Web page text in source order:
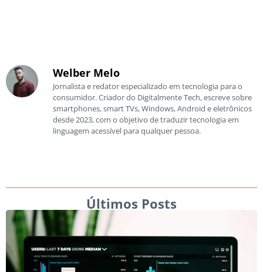
Welber Melo
Jornalista e redator especializado em tecnologia para o
consumidor. Criador do Digitalmente Tech, escreve sobre
smartphones, smart TVs, Windows, Android e eletrônicos
desde 2023, com o objetivo de traduzir tecnologia em
linguagem acessível para qualquer pessoa.
Últimos Posts